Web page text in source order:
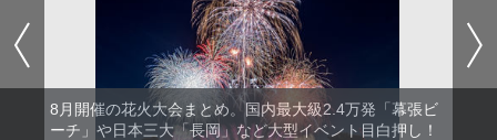
8月開催の花火大会まとめ。国内最大級2.4万発「幕張ビ
ーチ」や日本三大「長岡」など大型イベント目白押し！